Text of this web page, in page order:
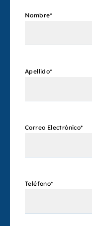
Nombre*
Apellido*
Correo Electrónico*
Teléfono*